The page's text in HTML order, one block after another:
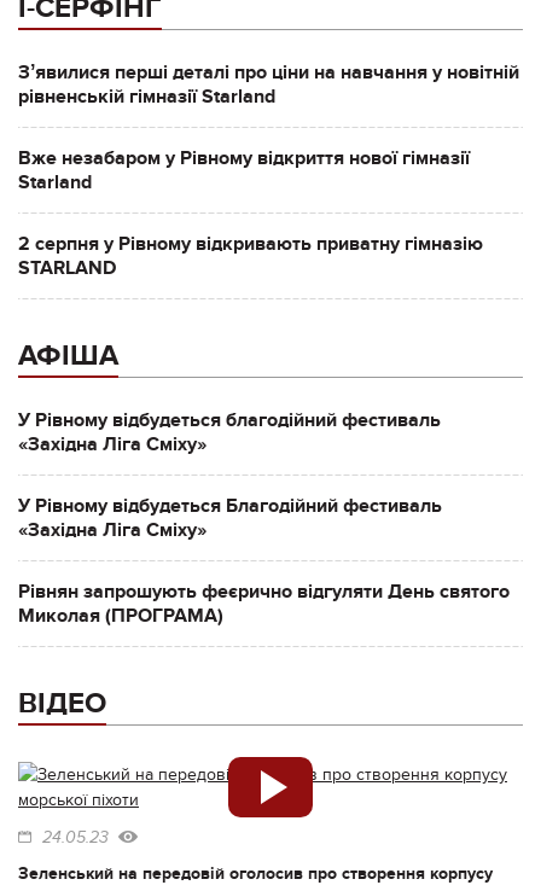
І-СЕРФІНГ
Зʼявилися перші деталі про ціни на навчання у новітній
рівненській гімназії Starland
Вже незабаром у Рівному відкриття нової гімназії
Starland
2 серпня у Рівному відкривають приватну гімназію
STARLAND
АФІША
У Рівному відбудеться благодійний фестиваль
«Західна Ліга Сміху»
У Рівному відбудеться Благодійний фестиваль
«Західна Ліга Сміху»
Рівнян запрошують феєрично відгуляти День святого
Миколая (ПРОГРАМА)
ВІДЕО
24.05.23
Зеленський на передовій оголосив про створення корпусу